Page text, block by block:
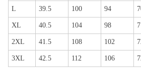
L 39.5 100 94
XL 40.5 104 98
2XL 41.5 108 102
3XL 42.5 112 106